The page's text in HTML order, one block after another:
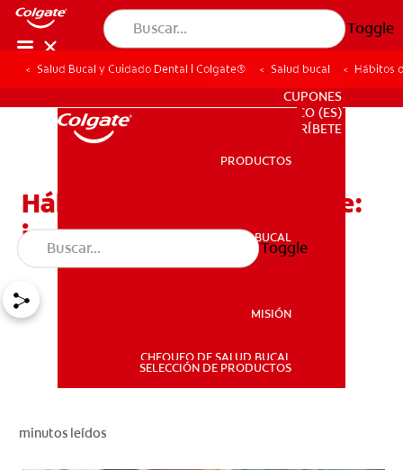
Toggle
SALUD BUCAL
PARA PROFESIONALES
CUPONES
CO (ES)
SUSCRÍBETE
PRODUCTOS
SALUD BUCAL
MISIÓN
CHEQUEO DE SALUD BUCAL
SELECCIÓN DE PRODUCTOS
Toggle
Salud Bucal y Cuidado Dental | Colgate® Salud bucal Hábitos
Hábitos diarios de higiene:
incluir la seda dental
minutos leídos